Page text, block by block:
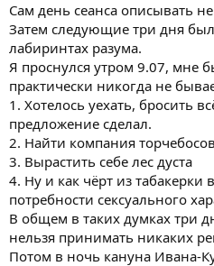
Сам день сеанса описывать
Затем следующие три дня
лабиринтах разума.
Я проснулся утром 9.07, мне
практически никогда не
1. Хотелось уехать, бросить
предложение сделал.
2. Найти компания
3. Вырастить себе лес дуста
4. Ну и как чёрт из
потребности сексуального
В общем в таких думках три
нельзя принимать никаких
Потом в ночь кануна Ивана-